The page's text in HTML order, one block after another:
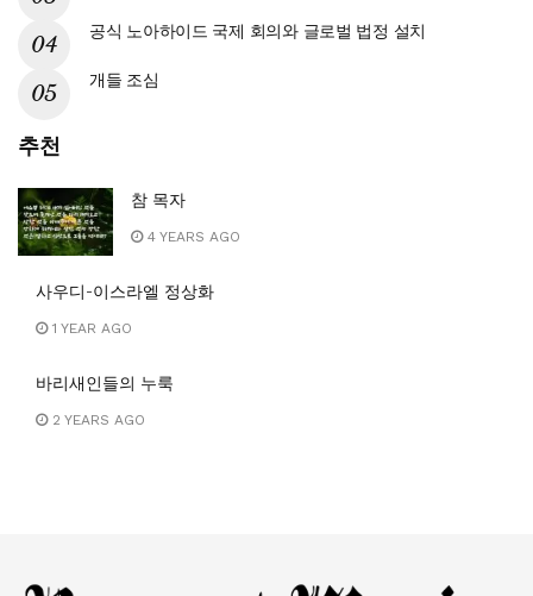
공식 노아하이드 국제 회의와 글로벌 법정 설치
개들 조심
추천
참 목자
4 YEARS AGO
사우디-이스라엘 정상화
1 YEAR AGO
바리새인들의 누룩
2 YEARS AGO